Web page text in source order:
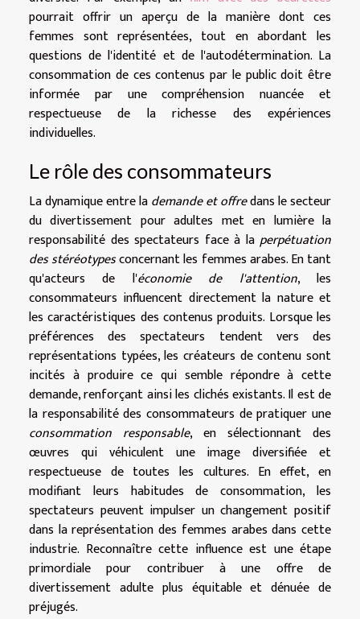
pourrait offrir un aperçu de la manière dont ces
femmes sont représentées, tout en abordant les
questions de l'identité et de l'autodétermination. La
consommation de ces contenus par le public doit être
informée par une compréhension nuancée et
respectueuse de la richesse des expériences
individuelles.
Le rôle des consommateurs
La dynamique entre lademande et offredans le secteur
du divertissement pour adultes met en lumière la
responsabilité des spectateurs face à la perpétuation
des stéréotypesconcernant les femmes arabes. En tant
qu'acteurs de l'économie de l'attention, les
consommateurs influencent directement la nature et
les caractéristiques des contenus produits. Lorsque les
préférences des spectateurs tendent vers des
représentations typées, les créateurs de contenu sont
incités à produire ce qui semble répondre à cette
demande, renforçant ainsi les clichés existants. Il est de
la responsabilité des consommateurs de pratiquer une
consommation responsable, en sélectionnant des
œuvres qui véhiculent une image diversifiée et
respectueuse de toutes les cultures. En effet, en
modifiant leurs habitudes de consommation, les
spectateurs peuvent impulser un changement positif
dans la représentation des femmes arabes dans cette
industrie. Reconnaître cette influence est une étape
primordiale pour contribuer à une offre de
divertissement adulte plus équitable et dénuée de
préjugés.